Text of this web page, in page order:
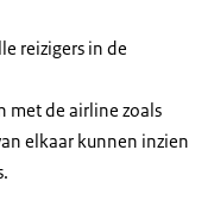
reizigers in de
met de airline zoals
elkaar kunnen inzien